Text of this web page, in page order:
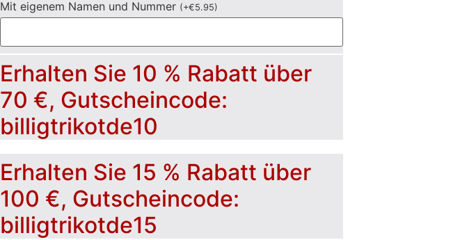
Mit eigenem Namen und Nummer (+€5.95)
Erhalten Sie 10 % Rabatt über
70 €, Gutscheincode:
billigtrikotde10
Erhalten Sie 15 % Rabatt über
100 €, Gutscheincode:
billigtrikotde15